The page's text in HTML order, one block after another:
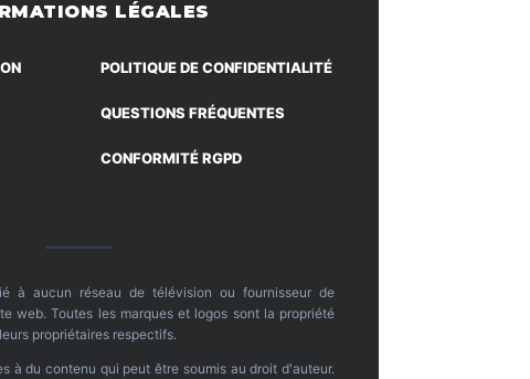
LÉGALES
POLITIQUE DE CONFIDENTIALITÉ
QUESTIONS FRÉQUENTES
CONFORMITÉ RGPD
à aucun réseau de télévision ou fournisseur de
web. Toutes les marques et logos sont la propriété
propriétaires respectifs.
à du contenu qui peut être soumis au droit d'auteur.